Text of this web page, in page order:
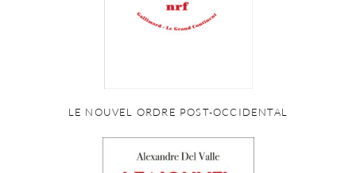
LE NOUVEL ORDRE POST-OCCIDENTAL